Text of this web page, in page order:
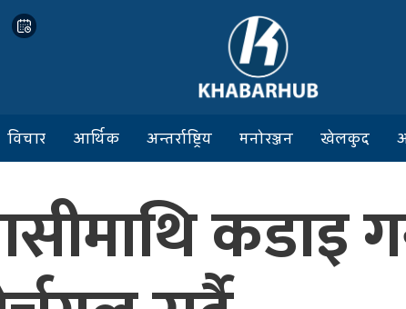
विचार आर्थिक अन्तर्राष्ट्रिय मनोरञ्जन खेलकुद
कडाइ